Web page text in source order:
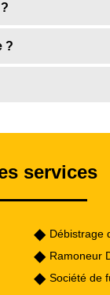
?
services
Débistrage
Ramoneur
Société de